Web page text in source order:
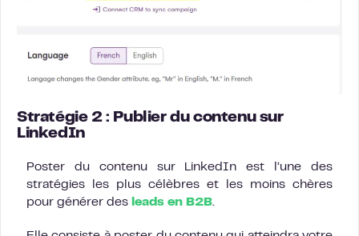
Stratégie 2 : Publier du contenu sur
LinkedIn
Poster du contenu sur LinkedIn est l’une des
stratégies les plus célèbres et les moins chères
pour générer des leads en B2B.